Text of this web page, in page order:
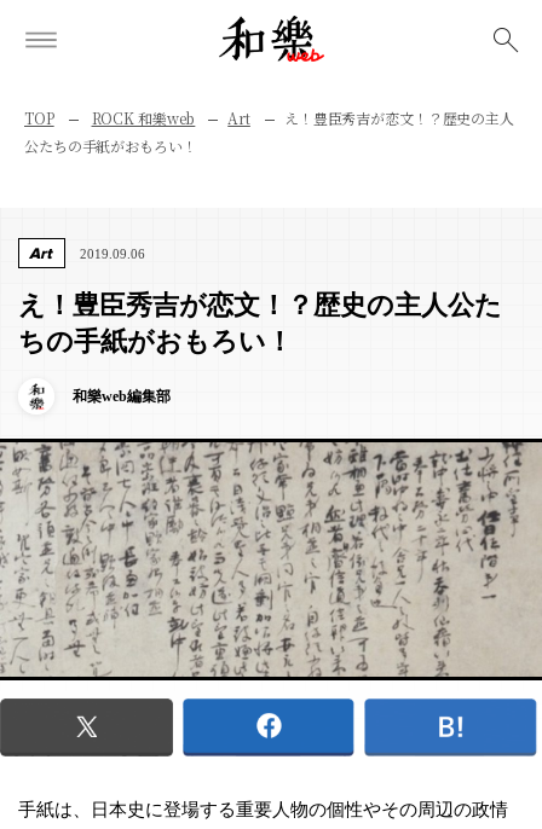
TOP ROCK 和樂web Art
え！豊臣秀吉が恋文！？歴史の主人
公たちの手紙がおもろい！
Art 2019.09.06
え！豊臣秀吉が恋文！？歴史の主人公た
ちの手紙がおもろい！
和樂web編集部
手紙は、日本史に登場する重要人物の個性やその周辺の政情